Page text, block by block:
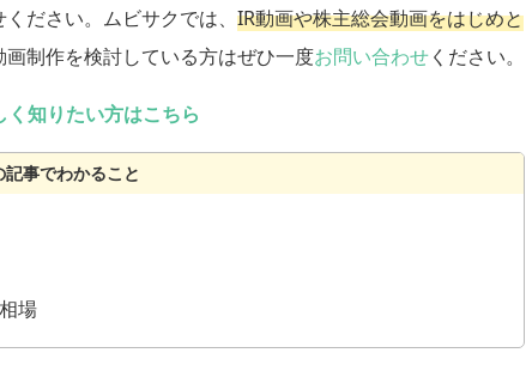
ださい。ムビサクでは、 IR動画や株主総会動画をはじめと
画制作を検討している方はぜひ一度お問い合わせください。
知りたい方はこちら
場